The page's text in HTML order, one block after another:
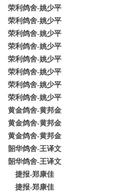
荣利鸽舍-姚少平
荣利鸽舍-姚少平
荣利鸽舍-姚少平
荣利鸽舍-姚少平
荣利鸽舍-姚少平
荣利鸽舍-姚少平
荣利鸽舍-姚少平
荣利鸽舍-姚少平
黄金鸽舍-黄邦金
黄金鸽舍-黄邦金
黄金鸽舍-黄邦金
韶华鸽舍-王译文
韶华鸽舍-王译文
捷报-郑康佳
捷报-郑康佳